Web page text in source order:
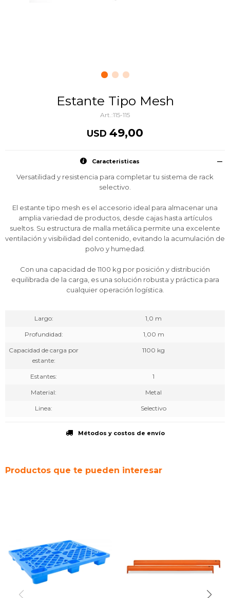
Estante Tipo Mesh
115-115
USD 49,00
Caracteristicas
Versatilidad y resistencia para completar tu sistema de rack
selectivo.
El estante tipo mesh es el accesorio ideal para almacenar una
amplia variedad de productos, desde cajas hasta artículos
sueltos. Su estructura de malla metálica permite una excelente
ventilación y visibilidad del contenido, evitando la acumulación de
polvo y humedad.
Con una capacidad de 1100 kg por posición y distribución
equilibrada de la carga, es una solución robusta y práctica para
cualquier operación logística.
Largo 1,0 m
Profundidad 1,00 m
Capacidad de carga por
estante
1100 kg
Estantes 1
Material Metal
Linea Selectivo
Métodos y costos de envío
Productos que te pueden interesar